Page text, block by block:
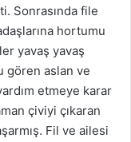
Sonrasında file
hortumu
yavaş yavaş
gören aslan ve
etmeye karar
çiviyi çıkaran
Fil ve ailesi